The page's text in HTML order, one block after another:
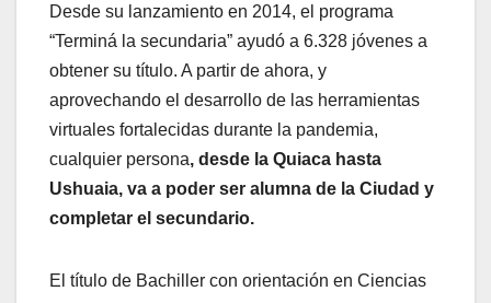
Desde su lanzamiento en 2014, el programa
“Terminá la secundaria” ayudó a 6.328 jóvenes a
obtener su título. A partir de ahora, y
aprovechando el desarrollo de las herramientas
virtuales fortalecidas durante la pandemia,
cualquier persona, desde la Quiaca hasta
Ushuaia, va a poder ser alumna de la Ciudad y
completar el secundario.
El título de Bachiller con orientación en Ciencias